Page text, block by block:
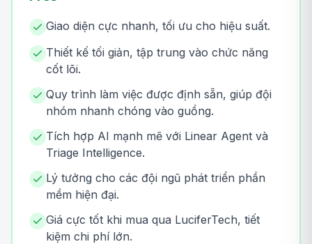
Giao diện cực nhanh, tối ưu cho hiệu suất.
Thiết kế tối giản, tập trung vào chức năng
cốt lõi.
Quy trình làm việc được định sẵn, giúp đội
nhóm nhanh chóng vào guồng.
Tích hợp AI mạnh mẽ với Linear Agent và
Triage Intelligence.
Lý tưởng cho các đội ngũ phát triển phần
mềm hiện đại.
Giá cực tốt khi mua qua LuciferTech, tiết
kiệm chi phí lớn.